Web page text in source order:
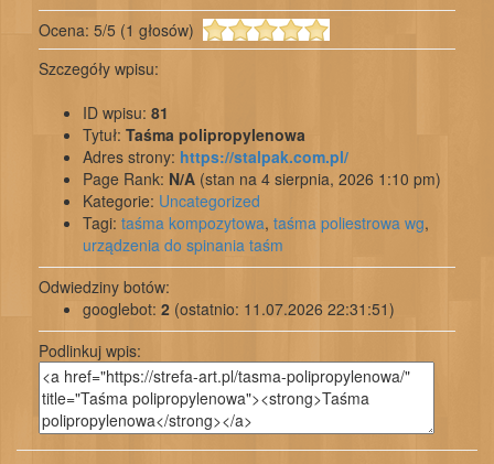
Ocena: 5/5 (1 głosów)
Szczegóły wpisu:
ID wpisu: 81
Tytuł: Taśma polipropylenowa
Adres strony: https://stalpak.com.pl/
Page Rank: N/A (stan na 4 sierpnia, 2026 1:10 pm)
Kategorie: Uncategorized
Tagi: taśma kompozytowa, taśma poliestrowa wg,
urządzenia do spinania taśm
Odwiedziny botów:
googlebot: 2 (ostatnio: 11.07.2026 22:31:51)
Podlinkuj wpis: